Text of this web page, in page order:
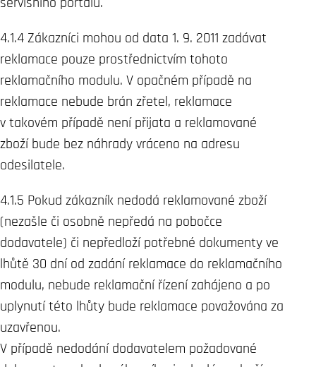
4.1.4 Zákazníci mohou od data 1. 9. 2011 zadávat
reklamace pouze prostřednictvím tohoto
reklamačního modulu. V opačném případě na
reklamace nebude brán zřetel, reklamace
v takovém případě není přijata a reklamované
zboží bude bez náhrady vráceno na adresu
odesilatele.
4.1.5 Pokud zákazník nedodá reklamované zboží
(nezašle či osobně nepředá na pobočce
dodavatele) či nepředloží potřebné dokumenty ve
lhůtě 30 dní od zadání reklamace do reklamačního
modulu, nebude reklamační řízení zahájeno a po
uplynutí této lhůty bude reklamace považována za
uzavřenou.
V případě nedodání dodavatelem požadované